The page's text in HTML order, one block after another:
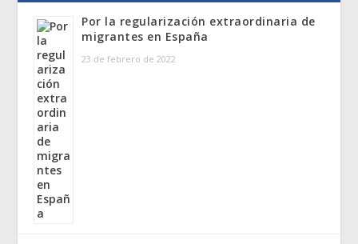
Por la regularización extraordinaria de
migrantes en España
23 de febrero de 2022